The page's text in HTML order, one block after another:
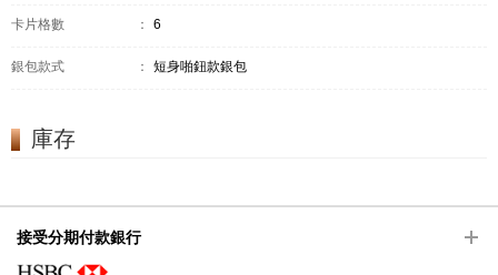
卡片格數 ： 6
銀包款式 ： 短身啪鈕款銀包
庫存
接受分期付款銀行